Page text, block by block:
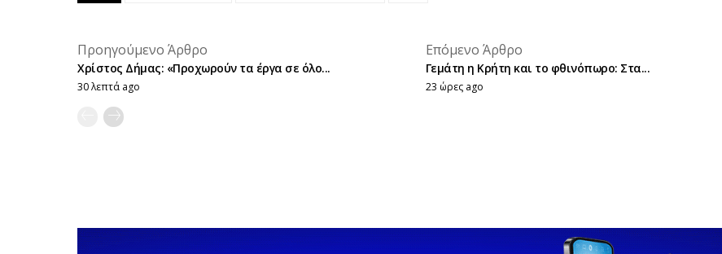
Προηγούμενο Άρθρο placeholder text
Επόμενο Άρθρο
Χρίστος Δήμας: «Προχωρούν τα έργα σε όλο...
30 λεπτά ago
Γεμάτη η Κρήτη και το φθινόπωρο: Στα...
23 ώρες ago